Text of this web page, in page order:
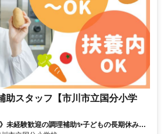
助スタッフ【市川市立国分小学
未経験歓迎の調理補助✨子どもの長期休み時